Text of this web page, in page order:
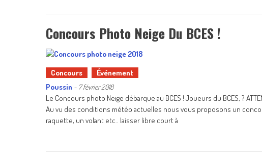
Concours Photo Neige Du BCES !
Concours
Événement
Poussin - 7 février 2018
Le Concours photo Neige débarque au BCES ! Joueurs du BCES, ?
Au vu des conditions météo actuelles nous vous proposons un
raquette, un volant etc.. laisser libre court à